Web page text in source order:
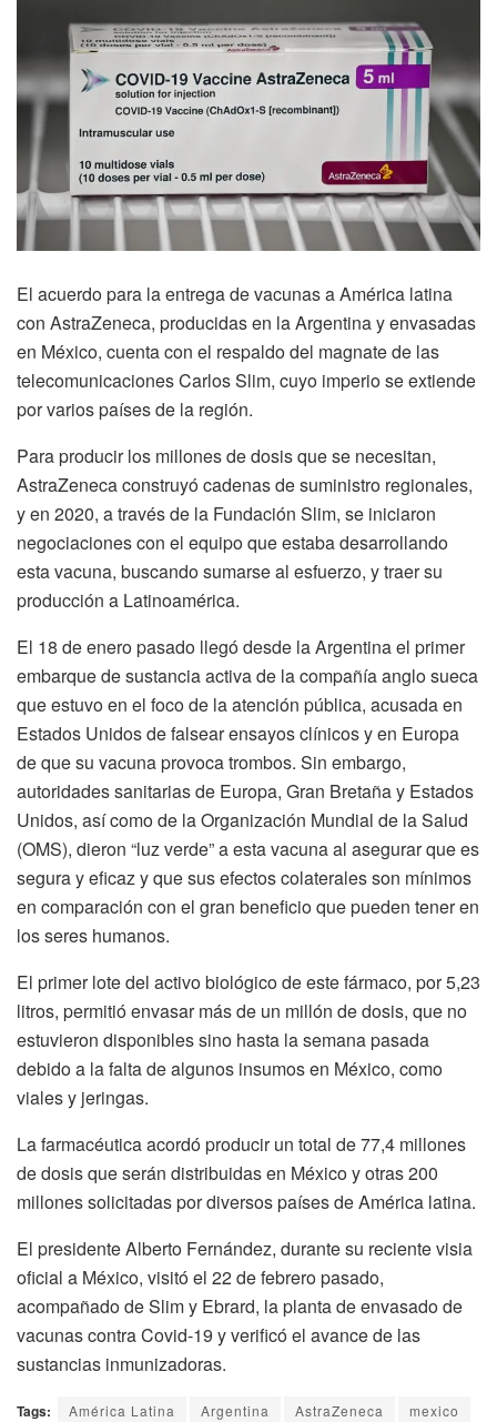
El acuerdo para la entrega de vacunas a América latina
con AstraZeneca, producidas en la Argentina y envasadas
en México, cuenta con el respaldo del magnate de las
telecomunicaciones Carlos Slim, cuyo imperio se extiende
por varios países de la región.
Para producir los millones de dosis que se necesitan,
AstraZeneca construyó cadenas de suministro regionales,
y en 2020, a través de la Fundación Slim, se iniciaron
negociaciones con el equipo que estaba desarrollando
esta vacuna, buscando sumarse al esfuerzo, y traer su
producción a Latinoamérica.
El 18 de enero pasado llegó desde la Argentina el primer
embarque de sustancia activa de la compañía anglo sueca
que estuvo en el foco de la atención pública, acusada en
Estados Unidos de falsear ensayos clínicos y en Europa
de que su vacuna provoca trombos. Sin embargo,
autoridades sanitarias de Europa, Gran Bretaña y Estados
Unidos, así como de la Organización Mundial de la Salud
(OMS), dieron “luz verde” a esta vacuna al asegurar que es
segura y eficaz y que sus efectos colaterales son mínimos
en comparación con el gran beneficio que pueden tener en
los seres humanos.
El primer lote del activo biológico de este fármaco, por 5,23
litros, permitió envasar más de un millón de dosis, que no
estuvieron disponibles sino hasta la semana pasada
debido a la falta de algunos insumos en México, como
viales y jeringas.
La farmacéutica acordó producir un total de 77,4 millones
de dosis que serán distribuidas en México y otras 200
millones solicitadas por diversos países de América latina.
El presidente Alberto Fernández, durante su reciente visia
oficial a México, visitó el 22 de febrero pasado,
acompañado de Slim y Ebrard, la planta de envasado de
vacunas contra Covid-19 y verificó el avance de las
sustancias inmunizadoras.
Tags: América Latina Argentina AstraZeneca
mexico